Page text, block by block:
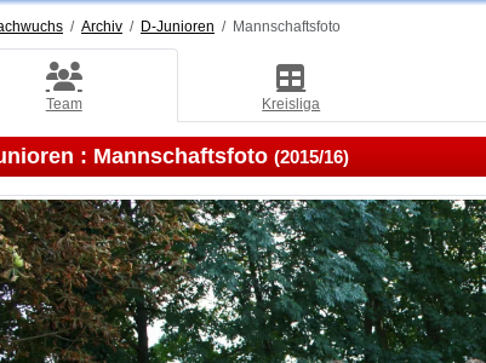
Archiv D-Junioren Mannschaftsfoto
Team Kreisliga
: Mannschaftsfoto (2015/16)